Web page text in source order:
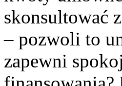
skonsultować
– pozwoli to
zapewni